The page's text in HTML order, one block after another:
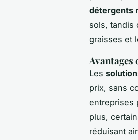
détergents
sols, tandis
graisses et
Avantages
Les
prix, sans
entreprises
plus,
réduisant